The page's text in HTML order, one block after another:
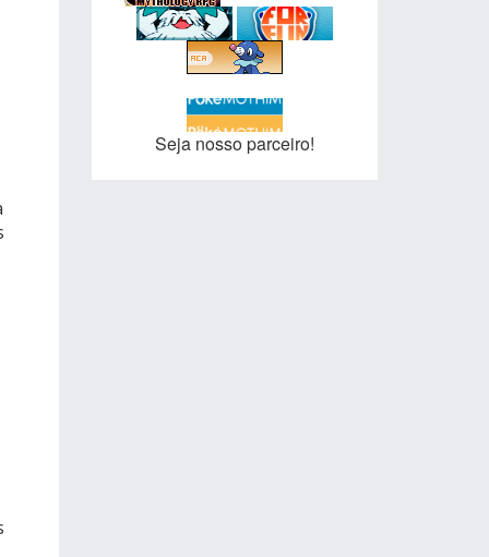
Seja nosso parceiro!